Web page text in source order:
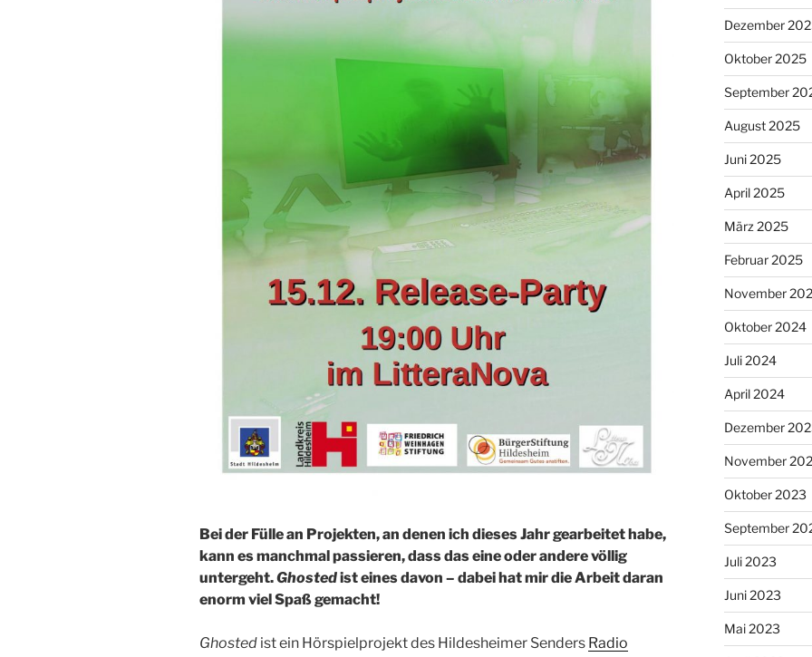
Bei der Fülle an Projekten, an denen ich dieses Jahr gearbeitet habe,
kann es manchmal passieren, dass das eine oder andere völlig
untergeht.Ghostedist eines davon – dabei hat mir die Arbeit daran
enorm viel Spaß gemacht!
Ghosted ist ein Hörspielprojekt des Hildesheimer Senders Radio
Dezember
Oktober 2025
September
August 2025
Juni 2025
April 2025
März 2025
Februar 2025
November
Oktober 2024
Juli 2024
April 2024
Dezember
November
Oktober 2023
September
Juli 2023
Juni 2023
Mai 2023